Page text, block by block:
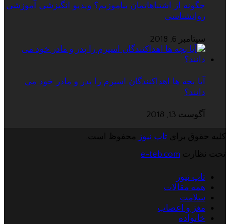
چگونه از اشتباهاتمان بیاموزیم؟ ویدیو انگیزشی آموزشی
روانشناسی
سپتامبر 6, 2018
آیا بچه ها اهداکنندگان اسپرم را پدر و مادر خود می
دانند؟
آگوست 13, 2018
کلیه حقوق برای تاپ نیوز
محفوظ است.
تحت نظارت e-teb.com
تاپ نیوز
همه مقالات
سلامت
مغز و اعصاب
خانواده